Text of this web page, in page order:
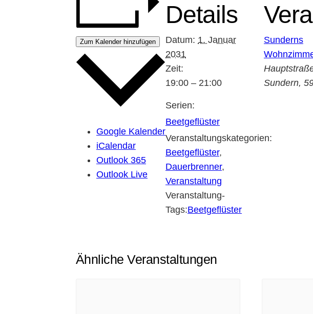
Zum Kalender hinzufügen
Google Kalender
iCalendar
Outlook 365
Outlook Live
Details
Datum: 1. Januar
2031
Zeit:
19:00 – 21:00
Serien:
Beetgeflüster
Veranstaltungskategorien:
Beetgeflüster,
Dauerbrenner,
Veranstaltung
Veranstaltung-
Tags:Beetgeflüster
Sunderns
Sundern,
Ähnliche Veranstaltungen